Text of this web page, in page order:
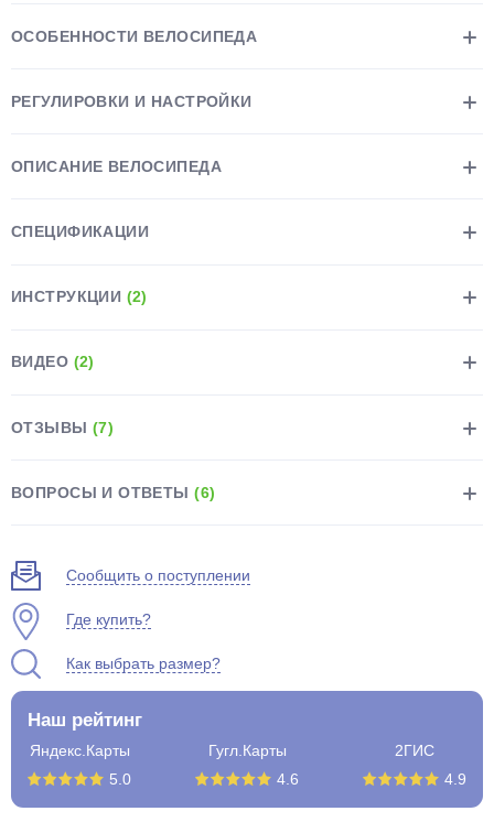
ОСОБЕННОСТИ ВЕЛОСИПЕДА
РЕГУЛИРОВКИ И НАСТРОЙКИ
ОПИСАНИЕ ВЕЛОСИПЕДА
СПЕЦИФИКАЦИИ
ИНСТРУКЦИИ (2)
ВИДЕО (2)
ОТЗЫВЫ (7)
ВОПРОСЫ И ОТВЕТЫ(6)
Сообщить о поступлении
Где купить?
Как выбрать размер?
Наш рейтинг
Яндекс.Карты
5.0
Гугл.Карты
4.6
2ГИС
4.9